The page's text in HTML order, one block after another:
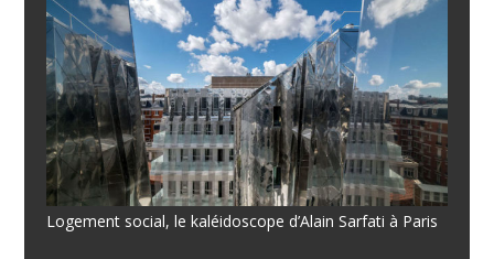
Logement social, le kaléidoscope d’Alain Sarfati à Paris